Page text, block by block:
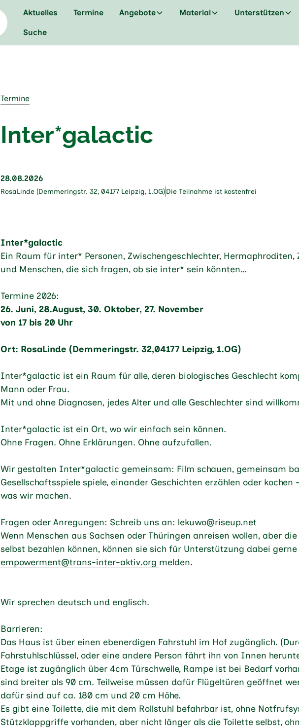
Aktuelles Termine Angebote Material Unterstützen
Suche
Termine
Inter*galactic
28.08.2026
RosaLinde (Demmeringstr. 32, 04177 Leipzig, 1.OG)Die Teilnahme ist kostenfrei
Inter*galactic
Ein Raum für inter* Personen, Zwischengeschlechter, Hermaphroditen,
und Menschen, die sich fragen, ob sie inter* sein könnten…
Termine 2026:
26. Juni, 28.August, 30. Oktober, 27. November
von 17 bis 20 Uhr
Ort: RosaLinde (Demmeringstr. 32,04177 Leipzig, 1.OG)
Inter*galactic ist ein Raum für alle, deren biologisches Geschlecht
Mann oder Frau.
Mit und ohne Diagnosen, jedes Alter und alle Geschlechter sind
Inter*galactic ist ein Ort, wo wir einfach sein können.
Ohne Fragen. Ohne Erklärungen. Ohne aufzufallen.
Wir gestalten Inter*galactic gemeinsam: Film schauen, gemeinsam
Gesellschaftsspiele spiele, einander Geschichten erzählen oder kochen
was wir machen.
Fragen oder Anregungen: Schreib uns an: lekuwo@riseup.net
Wenn Menschen aus Sachsen oder Thüringen anreisen wollen, aber
selbst bezahlen können, können sie sich für Unterstützung dabei
empowerment@trans-inter-aktiv.org melden.
Wir sprechen deutsch und englisch.
Barrieren:
Das Haus ist über einen ebenerdigen Fahrstuhl im Hof zugänglich.
Fahrstuhlschlüssel, oder eine andere Person fährt ihn von Innen
Etage ist zugänglich über 4cm Türschwelle, Rampe ist bei Bedarf
sind breiter als 90 cm. Teilweise müssen dafür Flügeltüren geöffnet
dafür sind auf ca. 180 cm und 20 cm Höhe.
Es gibt eine Toilette, die mit dem Rollstuhl befahrbar ist, ohne
Stützklappgriffe vorhanden, aber nicht länger als die Toilette selbst,